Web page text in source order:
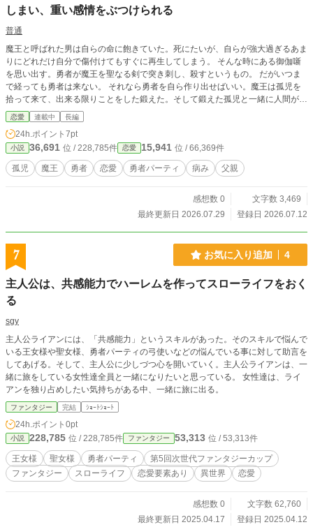
しまい、重い感情をぶつけられる
普通
魔王と呼ばれた男は自らの命に飽きていた。死にたいが、自らが強大過ぎるあま
りにどれだけ自分で傷付けてもすぐに再生してしまう。 そんな時にある御伽噺
を思い出す。勇者が魔王を聖なる剣で突き刺し、殺すというもの。 だがいつま
で経っても勇者は来ない。 それなら勇者を自ら作り出せばいい。魔王は孤児を
拾って来て、出来る限りことをした鍛えた。そして鍛えた孤児と一緒に人間が住
む場所に行く。 そこで孤児は仲間を見つけ、大きく育っていく。 そしていつし
か孤児たちのパーティは勇者パーティと呼ばれるようになった。そこから旅を続
け、魔王城に着くタイミングで魔王は全員の中から自分との記憶を抜く。 その
後、魔王は勇者の手によって殺された。 だが…それで終わることはなかった。
恋愛 連載中 長編
24h.ポイント 7pt
小説 36,691 位 / 228,785件 恋愛 15,941 位 / 66,369件
孤児 魔王 勇者 恋愛 勇者パーティ 病み 父親
感想数 0
文字数 3,469
最終更新日 2026.07.29
登録日 2026.07.12
7 お気に入り追加 4
主人公は、共感能力でハーレムを作ってスローライフをおく
る
sgy
主人公ライアンには、「共感能力」というスキルがあった。そのスキルで悩んで
いる王女様や聖女様、勇者パーティの弓使いなどの悩んでいる事に対して助言を
してあげる。そして、主人公に少しづつ心を開いていく。主人公ライアンは、一
緒に旅をしている女性達全員と一緒になりたいと思っている。 女性達は、ライ
アンを独り占めしたい気持ちがある中、一緒に旅に出る。
ファンタジー 完結 ｼｮｰﾄｼｮｰﾄ
24h.ポイント 0pt
小説 228,785 位 / 228,785件 ファンタジー 53,313 位 / 53,313件
王女様 聖女様 勇者パーティ
第5回次世代ファンタジーカップ
ファンタジー
スローライフ 恋愛要素あり 異世界 恋愛
感想数 0
文字数 62,760
最終更新日 2025.04.17
登録日 2025.04.12